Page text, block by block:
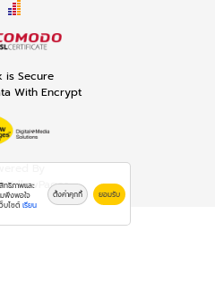
is Secure
With Encrypt
By
YellowPages
ทธิภาพและ
พึงพอใจ
บไซต์ เรียน
ตั้งค่าคุกกี้ ยอมรับ